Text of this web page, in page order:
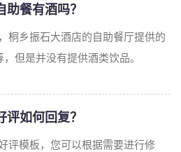
餐有酒吗？
桐乡振石大酒店的自助餐厅提供的
但是并没有提供酒类饮品。
如何回复？
评模板，您可以根据需要进行修